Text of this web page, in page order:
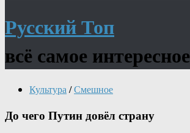
Русский Топ
всё самое интересное
Культура /Смешное
До чего Путин довёл страну